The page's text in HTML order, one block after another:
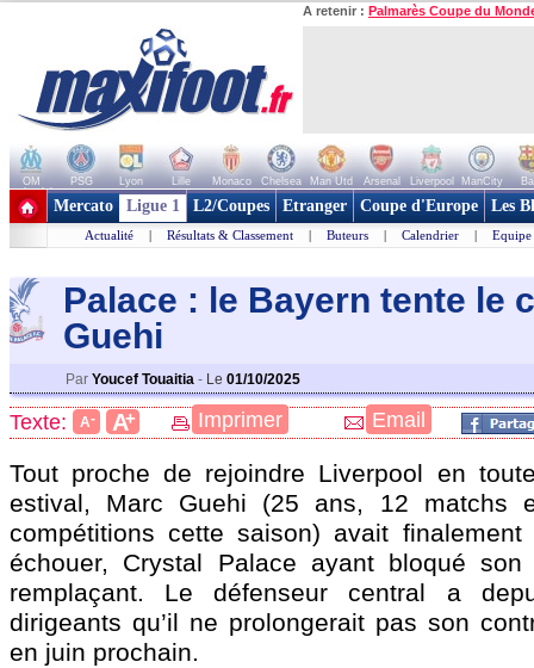
A retenir : Palmarès Coupe du
OM PSG Lyon Lille Monaco Chelsea Man Utd Arsenal Liverpool ManCity
+ de clubs
Mercato Ligue 1 L2/Coupes Etranger Coupe d'Europe Les
Actualité | Résultats & Classement | Buteurs | Calendrier | Equipe
Palace : le Bayern tente le
Guehi
Par Youcef Touaitia - Le 01/10/2025
Texte: A- A+ Imprimer Email
Tout proche de rejoindre Liverpool en
estival, Marc Guehi (25 ans, 12 matchs
compétitions cette saison) avait
échouer, Crystal Palace ayant bloqué
remplaçant. Le défenseur central a
dirigeants qu’il ne prolongerait pas son
en juin prochain.